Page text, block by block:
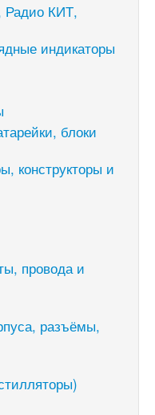
Радио КИТ,
индикаторы
блоки
конструкторы и
провода и
разъёмы,